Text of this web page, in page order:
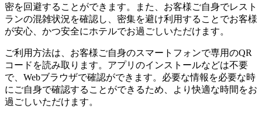
密を回避することができます。また、お客様ご自身でレスト
ランの混雑状況を確認し、密集を避け利用することでお客様
が安心、かつ安全にホテルでお過ごしいただけます。
ご利用方法は、お客様ご自身のスマートフォンで専用のQR
コードを読み取ります。アプリのインストールなどは不要
で、Webブラウザで確認ができます。必要な情報を必要な時
にご自身で確認することができるため、より快適な時間をお
過ごしいただけます。